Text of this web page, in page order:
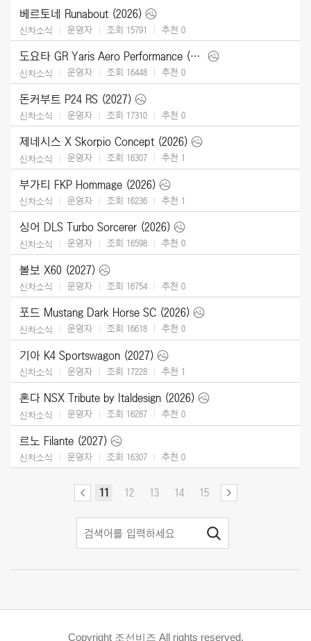
베르토네 Runabout (2026)
신차소식 운영자 조회 15791 추천 0
도요타 GR Yaris Aero Performance (2026)
신차소식 운영자 조회 16448 추천 0
돈커부트 P24 RS (2027)
신차소식 운영자 조회 17310 추천 0
제네시스 X Skorpio Concept (2026)
신차소식 운영자 조회 16307 추천 1
부가티 FKP Hommage (2026)
신차소식 운영자 조회 16236 추천 1
싱어 DLS Turbo Sorcerer (2026)
신차소식 운영자 조회 16598 추천 0
볼보 X60 (2027)
신차소식 운영자 조회 16754 추천 0
포드 Mustang Dark Horse SC (2026)
신차소식 운영자 조회 16618 추천 0
기아 K4 Sportswagon (2027)
신차소식 운영자 조회 17228 추천 1
혼다 NSX Tribute by Italdesign (2026)
신차소식 운영자 조회 16287 추천 0
르노 Filante (2027)
신차소식 운영자 조회 16307 추천 0
11 12 13 14 15
Copyright 조선비즈 All rights reserved.